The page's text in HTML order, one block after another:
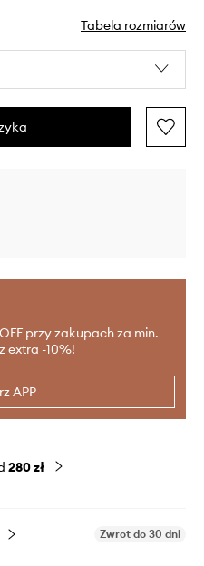
Tabela rozmiarów
przy zakupach za min.
extra -10%!
APP
280 zł
Zwrot do 30 dni